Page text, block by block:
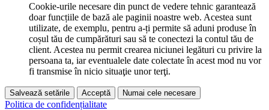
Cookie-urile necesare din punct de vedere tehnic garantează
doar funcțiile de bază ale paginii noastre web. Acestea sunt
utilizate, de exemplu, pentru a-ți permite să aduni produse în
coșul tău de cumpărături sau să te conectezi la contul tău de
client. Acestea nu permit crearea niciunei legături cu privire la
persoana ta, iar eventualele date colectate în acest mod nu vor
fi transmise în nicio situaţie unor terţi.
Salvează setările Acceptă Numai cele necesare
Politica de confidențialitate